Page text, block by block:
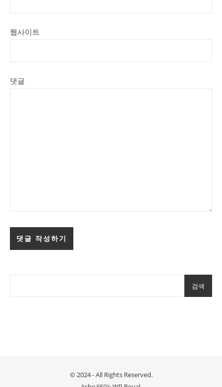
웹사이트
댓글
검색
© 2024 - All Rights Reserved.